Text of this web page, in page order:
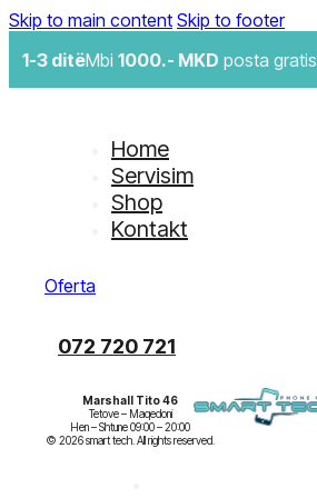
Skip to main content Skip to footer
1-3 ditëMbi 1000.- MKD posta gratis
Home
Servisim
Shop
Kontakt
Oferta
072 720 721
Marshall Tito 46
Tetove – Maqedoni
Hen – Shtune 09:00 – 20:00